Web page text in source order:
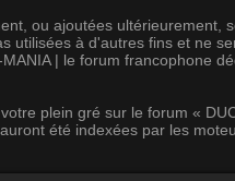
ou ajoutées
à d'autres fins et ne
| le forum francophone
plein gré sur le forum «
été indexées par les